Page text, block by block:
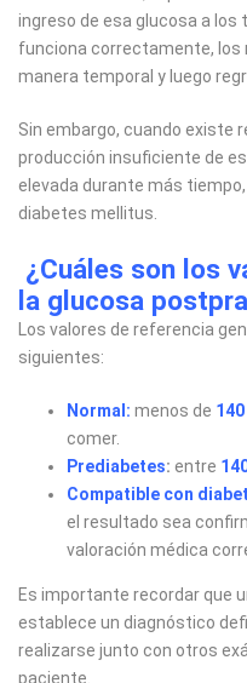
ingreso de esa glucosa a
funciona correctamente, los
manera temporal y luego
Sin embargo, cuando existe
producción insuficiente de
elevada durante más
diabetes mellitus.
¿Cuáles son los
la glucosa
Los valores de referencia
siguientes:
Normal: menos de
comer.
Prediabetes: entre
Compatible con
el resultado sea
valoración médica
Es importante recordar que
establece un diagnóstico
realizarse junto con otros
paciente.